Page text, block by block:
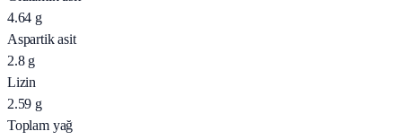
4.64 g
Aspartik asit
2.8 g
Lizin
2.59 g
Toplam yağ